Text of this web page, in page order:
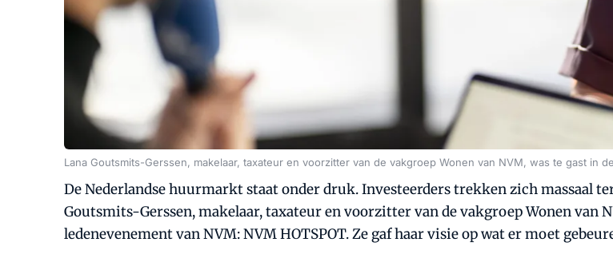
Lana Goutsmits-Gerssen, makelaar, taxateur en voorzitter van de vakgroep Wonen van NVM, was te gast in
De Nederlandse huurmarkt staat onder druk. Investeerders trekken zich massaal
Goutsmits-Gerssen, makelaar, taxateur en voorzitter van de vakgroep Wonen van
ledenevenement van NVM: NVM HOTSPOT. Ze gaf haar visie op wat er moet